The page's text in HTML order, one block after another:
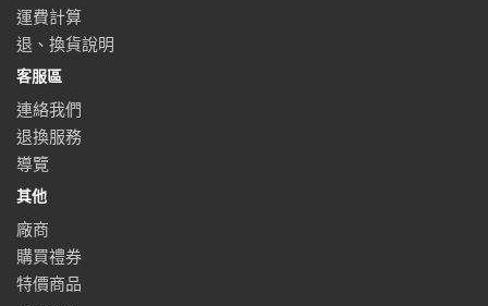
運費計算
退、換貨說明
客服區
連絡我們
退換服務
導覽
其他
廠商
購買禮券
特價商品